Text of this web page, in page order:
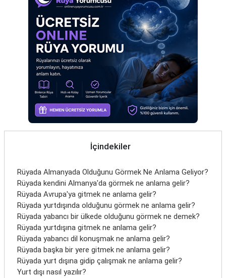
İletişim
İçindekiler
Rüyada Almanyada Olduğunu Görmek Ne Anlama Geliyor?
Rüyada kendini Almanya'da görmek ne anlama gelir?
Rüyada Avrupa'ya gitmek ne anlama gelir?
Rüyada yurtdışında olduğunu görmek ne anlama gelir?
Rüyada yabancı bir ülkede olduğunu görmek ne demek?
Rüyada yurtdışına gitmek ne anlama gelir?
Rüyada yabancı dil konuşmak ne anlama gelir?
Rüyada başka bir yere gitmek ne anlama gelir?
Rüyada yurt dışına gidip çalışmak ne anlama gelir?
Yurt dışı nasıl yazılır?